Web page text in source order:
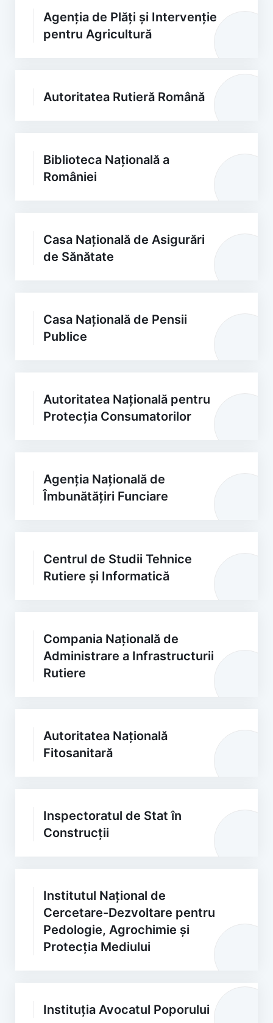
Agenția de Plăți și Intervenție
pentru Agricultură
Autoritatea Rutieră Română
Biblioteca Națională a
României
Casa Națională de Asigurări
de Sănătate
Casa Națională de Pensii
Publice
Autoritatea Națională pentru
Protecția Consumatorilor
Agenția Națională de
Îmbunătățiri Funciare
Centrul de Studii Tehnice
Rutiere și Informatică
Compania Națională de
Administrare a Infrastructurii
Rutiere
Autoritatea Națională
Fitosanitară
Inspectoratul de Stat în
Construcții
Institutul Național de
Cercetare-Dezvoltare pentru
Pedologie, Agrochimie și
Protecția Mediului
Instituția Avocatul Poporului